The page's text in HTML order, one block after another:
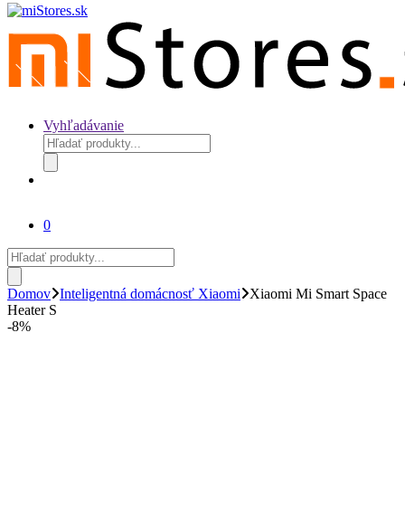
Vyhľadávanie
Products
search
0
Products
search
Domov Inteligentná domácnosť Xiaomi
Xiaomi Mi Smart Space
Heater S
-8%